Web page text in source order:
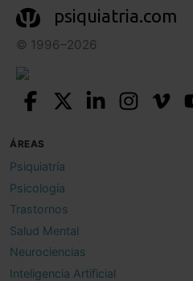
psiquiatria.com
© 1996–2026
ÁREAS
Psiquiatría
Psicología
Trastornos
Salud Mental
Neurociencias
Inteligencia Artificial